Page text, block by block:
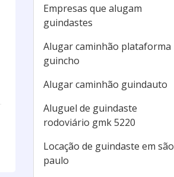
Empresas que alugam
guindastes
Alugar caminhão plataforma
guincho
Alugar caminhão guindauto
Aluguel de guindaste
rodoviário gmk 5220
Locação de guindaste em são
paulo